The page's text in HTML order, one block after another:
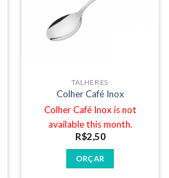
TALHERES
Colher Café Inox
Colher Café Inox is not
available this month.
R$2,50
ORÇAR